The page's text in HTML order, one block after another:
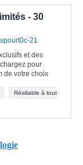
- 30
21
et des
pour
de votre choix
Résiliable à tout